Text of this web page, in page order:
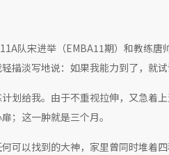
队宋进举（EMBA11期）和教练
描淡写地说：如果我能力到了，就
划给我。由于不重视拉伸，又急着
；这一肿就是三个月。
可以找到的大神，家里曾同时堆着